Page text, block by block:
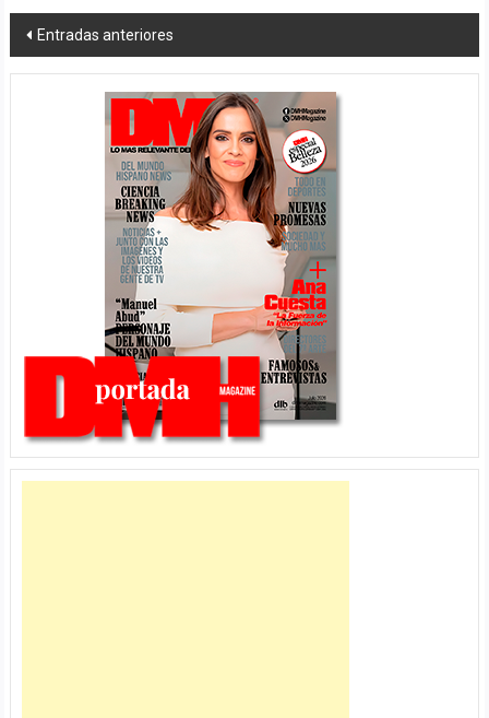
Navegación
de
entradas
Entradas anteriores